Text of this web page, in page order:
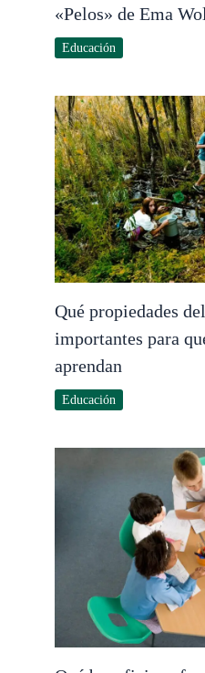
«Pelos» de Ema
Educación
Qué propiedades
importantes para
aprendan
Educación